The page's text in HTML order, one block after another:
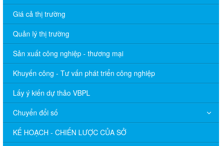
Giá cả thị trường
Quản lý thị trường
Sản xuất công nghiệp - thương mại
Khuyến công - Tư vấn phát triển công nghiệp
Lấy ý kiến dự thảo VBPL
Chuyển đổi số
KẾ HOẠCH - CHIẾN LƯỢC CỦA SỞ